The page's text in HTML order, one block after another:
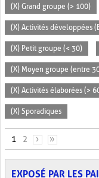
(X) Grand groupe (> 100)
(X) Activités développées
(X) Petit groupe (< 30)
(X) Moyen groupe (entre
(X) Activités élaborées (>
(X) Sporadiques
PAGES
1 2 › »
EXPOSÉ PAR LES